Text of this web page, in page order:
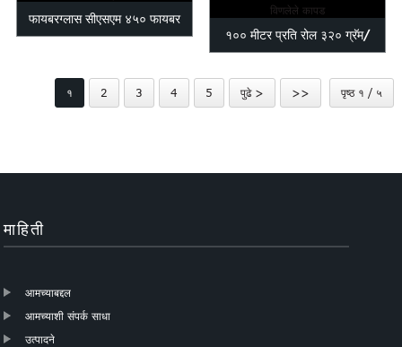
फायबरग्लास सीएसएम ४५० फायबर
१०० मीटर प्रति रोल ३२० ग्रॅम/
कापड...
१ 2 3 4 5 पुढे > >> पृष्ठ १ / ५
माहिती
आमच्याबद्दल
आमच्याशी संपर्क साधा
उत्पादने